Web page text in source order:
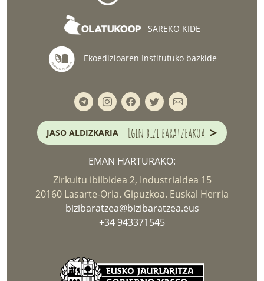
SAREKO KIDE
Ekoedizioaren Institutuko bazkide
JASO ALDIZKARIA Egin bizi baratzeakoa >
EMAN HARTURAKO:
Zirkuitu ibilbidea 2, Industrialdea 15
20160 Lasarte-Oria. Gipuzkoa. Euskal Herria
bizibaratzea@bizibaratzea.eus
+34 943371545